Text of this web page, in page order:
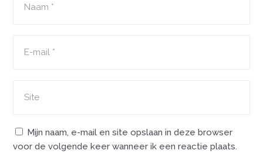
Mijn naam, e-mail en site opslaan in deze browser
voor de volgende keer wanneer ik een reactie plaats.